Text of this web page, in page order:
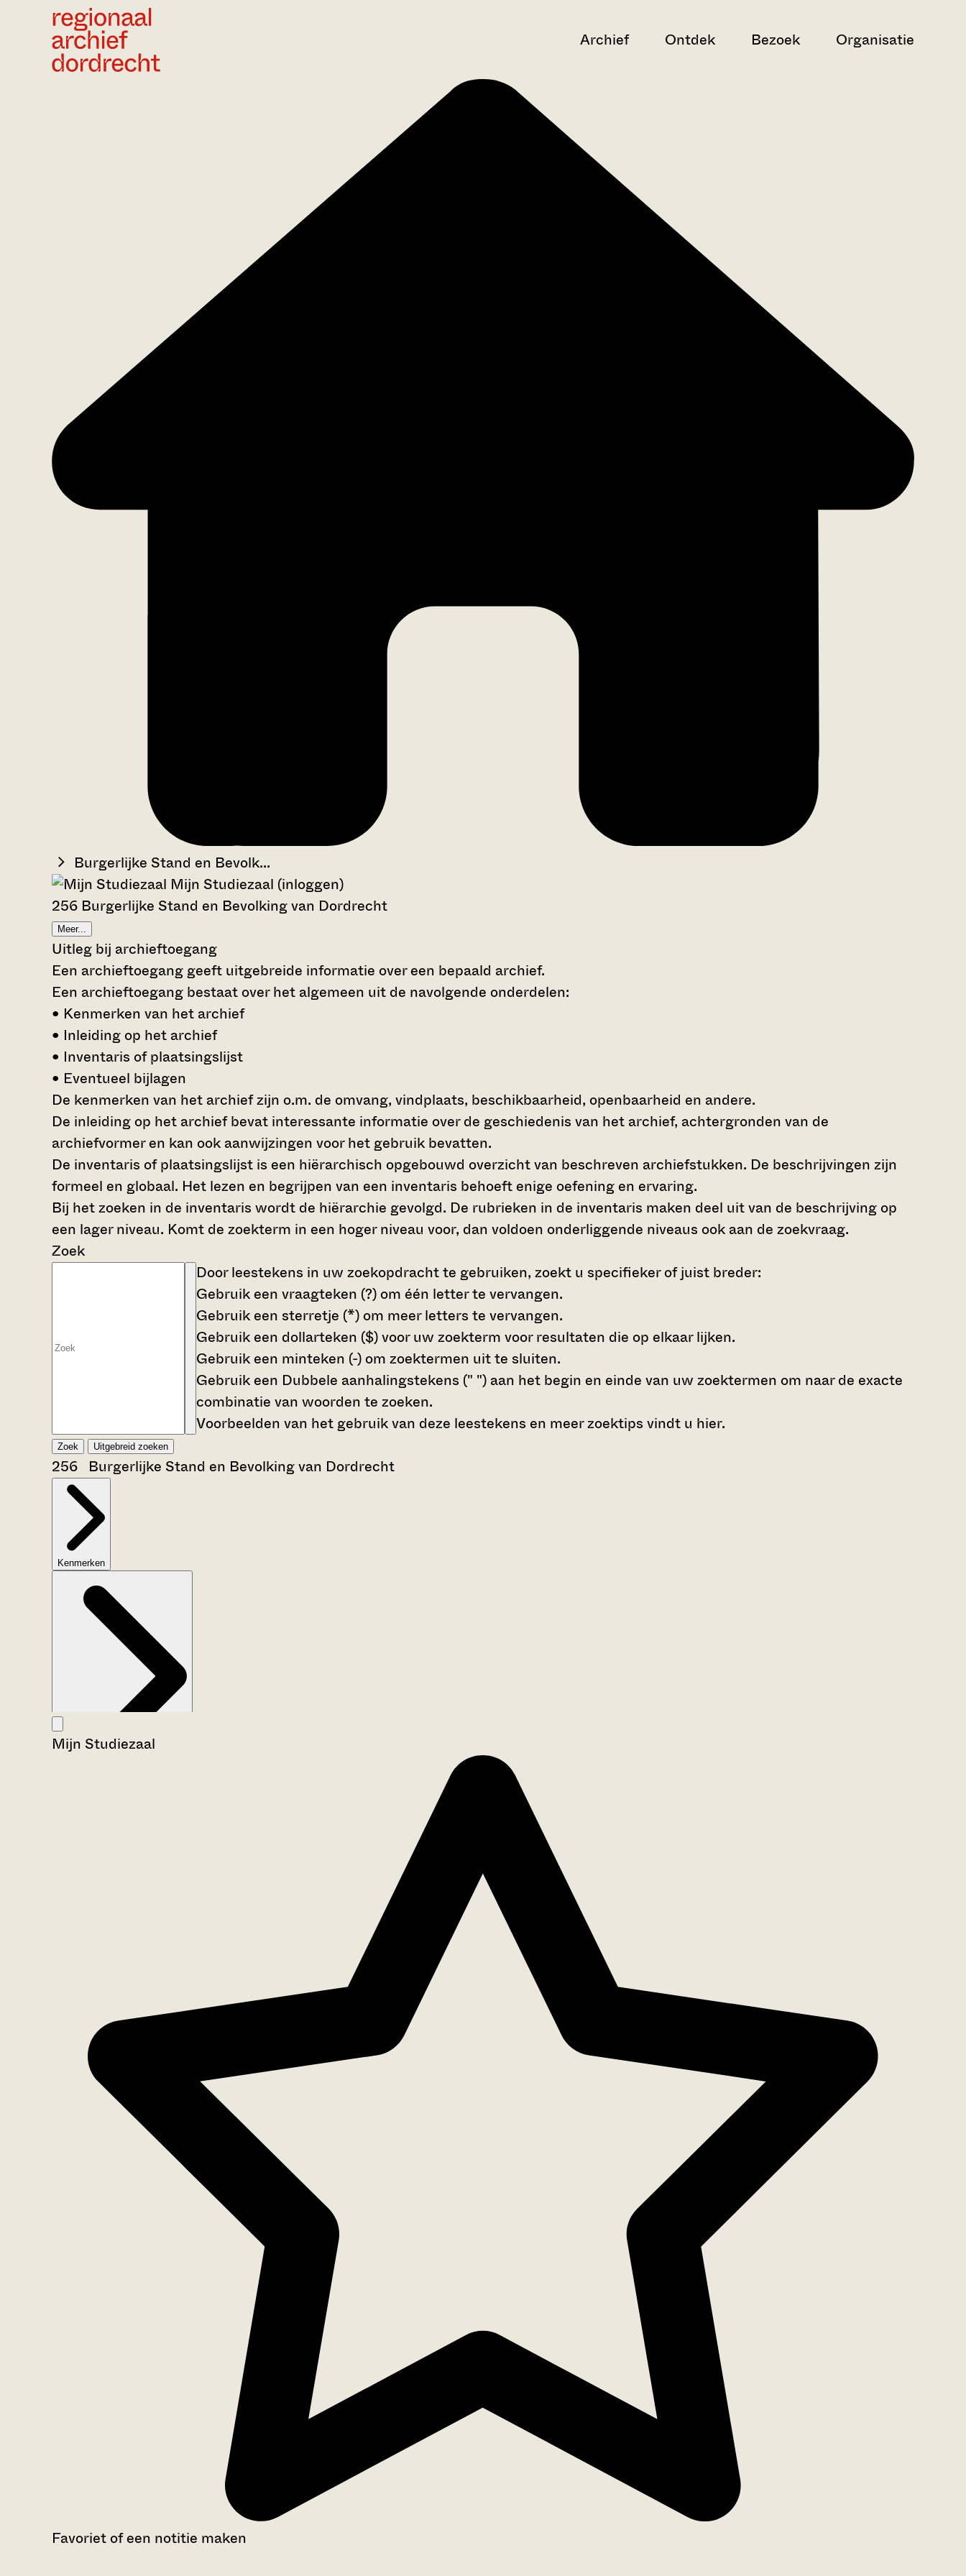
Archief Ontdek Bezoek Organisatie
Burgerlijke Stand en Bevolk...
Mijn Studiezaal (inloggen)
256 Burgerlijke Stand en Bevolking van Dordrecht
Meer...
Uitleg bij archieftoegang
Een archieftoegang geeft uitgebreide informatie over een bepaald archief.
Een archieftoegang bestaat over het algemeen uit de navolgende onderdelen:
• Kenmerken van het archief
• Inleiding op het archief
• Inventaris of plaatsingslijst
• Eventueel bijlagen
De kenmerken van het archief zijn o.m. de omvang, vindplaats, beschikbaarheid, openbaarheid en andere.
De inleiding op het archief bevat interessante informatie over de geschiedenis van het archief, achtergronden van de
archiefvormer en kan ook aanwijzingen voor het gebruik bevatten.
De inventaris of plaatsingslijst is een hiërarchisch opgebouwd overzicht van beschreven archiefstukken. De beschrijvingen zijn
formeel en globaal. Het lezen en begrijpen van een inventaris behoeft enige oefening en ervaring.
Bij het zoeken in de inventaris wordt de hiërarchie gevolgd. De rubrieken in de inventaris maken deel uit van de beschrijving op
een lager niveau. Komt de zoekterm in een hoger niveau voor, dan voldoen onderliggende niveaus ook aan de zoekvraag.
Zoek
Door leestekens in uw zoekopdracht te gebruiken, zoekt u specifieker of juist breder:
Gebruik een vraagteken (?) om één letter te vervangen.
Gebruik een sterretje (*) om meer letters te vervangen.
Gebruik een dollarteken ($)voor uw zoekterm voor resultaten die op elkaar lijken.
Gebruik een minteken (-) om zoektermen uit te sluiten.
Gebruik een Dubbele aanhalingstekens (" ") aan het begin en einde van uw zoektermen om naar de exacte
combinatie van woorden te zoeken.
Voorbeelden van het gebruik van deze leestekens en meer zoektips vindt u hier.
Zoek Uitgebreid zoeken
256 Burgerlijke Stand en Bevolking van Dordrecht
Kenmerken
Mijn Studiezaal
Favoriet of een notitie maken